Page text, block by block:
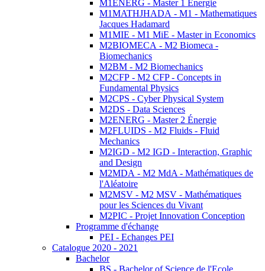
M1ENERG - Master 1 Énergie
M1MATHJHADA - M1 - Mathematiques
Jacques Hadamard
M1MIE - M1 MiE - Master in Economics
M2BIOMECA - M2 Biomeca -
Biomechanics
M2BM - M2 Biomechanics
M2CFP - M2 CFP - Concepts in
Fundamental Physics
M2CPS - Cyber Physical System
M2DS - Data Sciences
M2ENERG - Master 2 Énergie
M2FLUIDS - M2 Fluids - Fluid
Mechanics
M2IGD - M2 IGD - Interaction, Graphic
and Design
M2MDA - M2 MdA - Mathématiques de
l'Aléatoire
M2MSV - M2 MSV - Mathématiques
pour les Sciences du Vivant
M2PIC - Projet Innovation Conception
Programme d'échange
PEI - Echanges PEI
Catalogue 2020 - 2021
Bachelor
BS - Bachelor of Science de l'Ecole